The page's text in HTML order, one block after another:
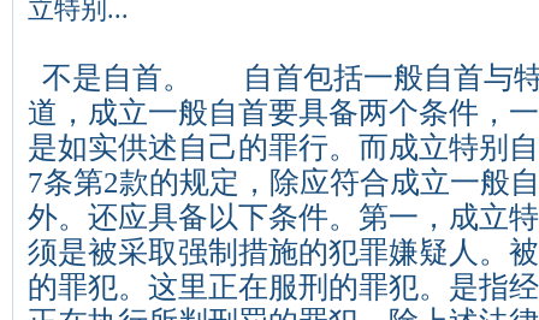
立特别...
不是自首。 自首包括一般自首与
道，成立一般自首要具备两个条件，
是如实供述自己的罪行。而成立特别
7条第2款的规定，除应符合成立一般
外。还应具备以下条件。第一，成立
须是被采取强制措施的犯罪嫌疑人。
的罪犯。这里正在服刑的罪犯。是指